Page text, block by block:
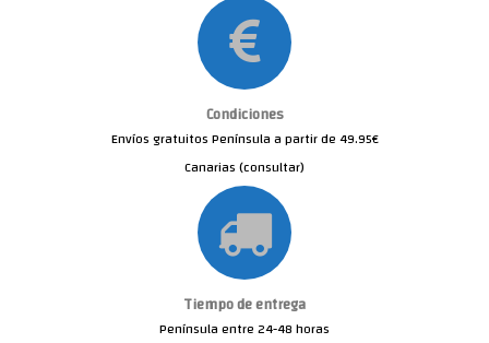
Condiciones
Envíos gratuitos Península a partir de 49.95€
Canarias (consultar)
Tiempo de entrega
Península entre 24-48 horas